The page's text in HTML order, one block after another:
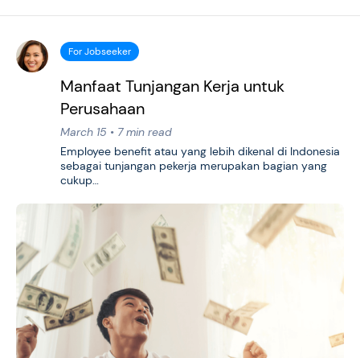
For Jobseeker
Manfaat Tunjangan Kerja untuk
Perusahaan
March 15 • 7 min read
Employee benefit atau yang lebih dikenal di Indonesia
sebagai tunjangan pekerja merupakan bagian yang
cukup…